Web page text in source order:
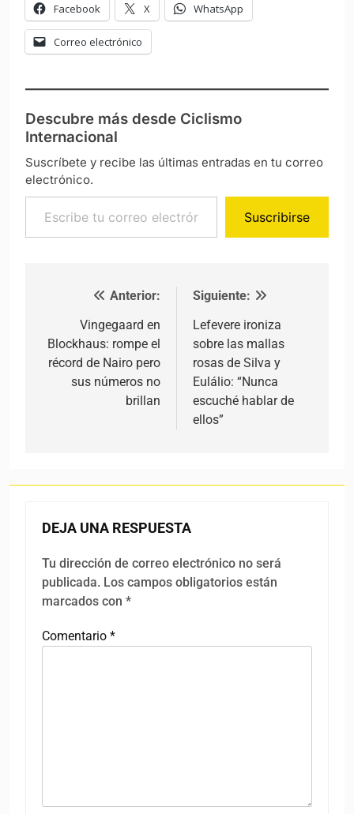
Facebook X WhatsApp
Correo electrónico
Descubre más desde Ciclismo
Internacional
Suscríbete y recibe las últimas entradas en tu correo
electrónico.
Escribe tu correo electrónico…
Suscribirse
Navegación de entradas
Anterior:
Vingegaard en
Blockhaus: rompe el
récord de Nairo pero
sus números no
brillan
Siguiente:
Lefevere ironiza
sobre las mallas
rosas de Silva y
Eulálio: “Nunca
escuché hablar de
ellos”
DEJA UNA RESPUESTA
Tu dirección de correo electrónico no será
publicada. Los campos obligatorios están
marcados con *
Comentario *